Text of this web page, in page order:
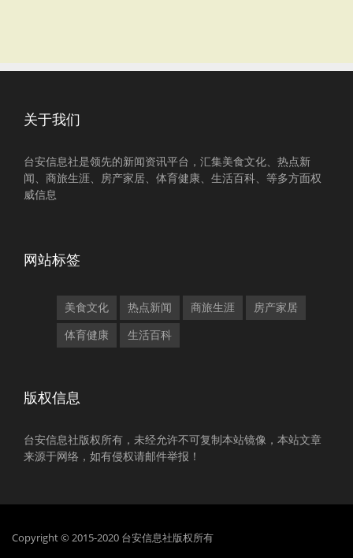
关于我们
台安信息社是领先的新闻资讯平台，汇集美食文化、热点新
闻、商旅生涯、房产家居、体育健康、生活百科、等多方面权
威信息
网站标签
美食文化 热点新闻 商旅生涯 房产家居
体育健康 生活百科
版权信息
台安信息社版权所有，未经允许不可复制本站镜像，本站文章
来源于网络，如有侵权请邮件举报！
Copyright © 2015-2020 台安信息社版权所有